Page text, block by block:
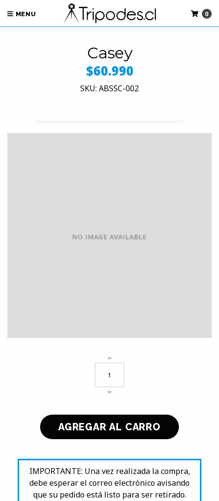
MENU 0
Casey
$60.990
SKU: ABSSC-002
IMPORTANTE: Una vez realizada la compra,
debe esperar el correo electrónico avisando
que su pedido está listo para ser retirado.